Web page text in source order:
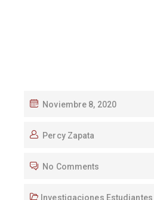
Noviembre 8, 2020
Percy Zapata
No Comments
Investigaciones Estudiantes